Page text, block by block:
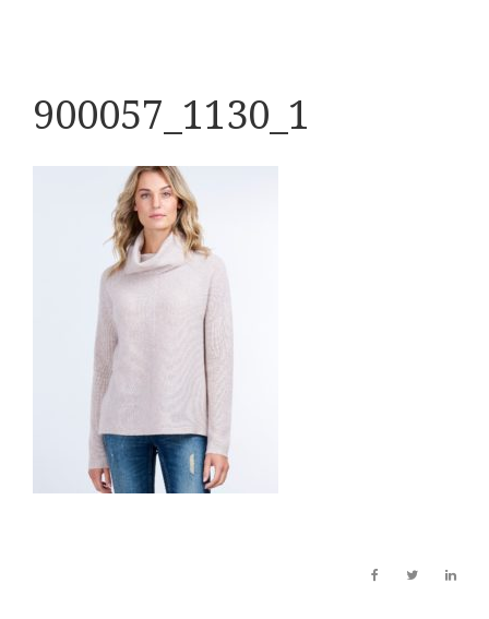
900057_1130_1